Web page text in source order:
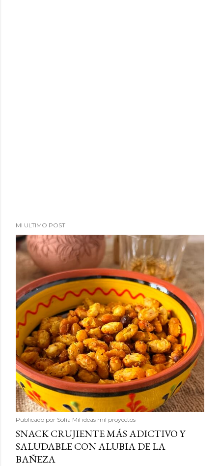
MI ULTIMO POST
Publicado por Sofía Mil ideas mil proyectos
SNACK CRUJIENTE MÁS ADICTIVO Y
SALUDABLE CON ALUBIA DE LA
BAÑEZA